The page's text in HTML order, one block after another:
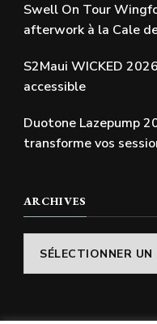
Swell On Tour
afterwork à la Cale
S2Maui WICKED
accessible
Duotone Lazepump
transforme vos
ARCHIVES
Archives